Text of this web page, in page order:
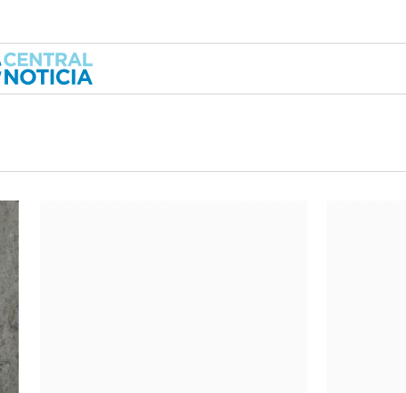
Central Noticia